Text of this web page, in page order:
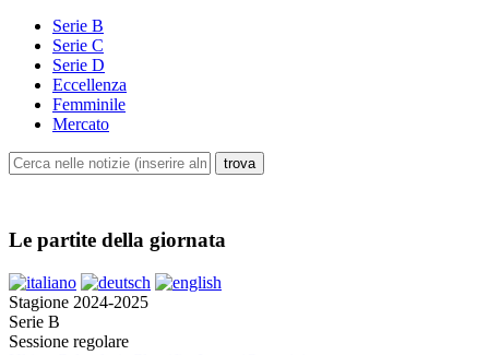
Serie B
Serie C
Serie D
Eccellenza
Femminile
Mercato
Le partite della giornata
Stagione 2024-2025
Serie B
Sessione regolare